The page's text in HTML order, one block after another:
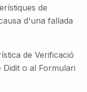
de
d'una fallada
de Verificació
Didit o al Formulari